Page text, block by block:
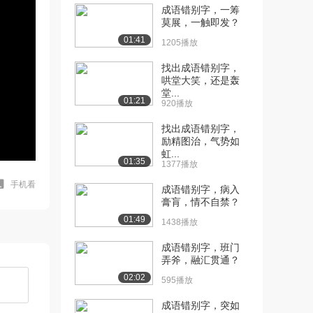
手机看
01:41
成语错别字，一筹
莫展，一触即发？
1205播放
01:21
找出成语错别字，
哄堂大笑，还是轰
堂...
920播放
01:35
找出成语错别字，
励精图治，气势如
虹...
1377播放
01:49
成语错别字，病入
膏肓，情不自禁？
1438播放
02:02
成语错别字，班门
弄斧，融汇贯通？
595播放
成语错别字，突如